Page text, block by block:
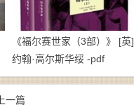
《福尔赛世家（3部）》 [英]
约翰·高尔斯华绥 -pdf
一篇